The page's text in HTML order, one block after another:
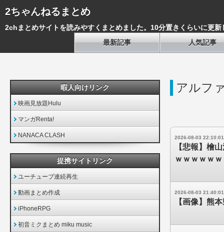
2ちゃんねるまとめ
2chまとめサイトを読みやすくまとめました。10分置きくらいに更新
最新記事
人気記事
アルフ
2026-08-03 22:10:01
【悲報】檜
ｗｗｗｗｗ
2026-08-03 21:40:01
【画像】熊
暇人向けリンク
映画見放題Hulu
マンガRenta!
NANACA CLASH
提携サイトリンク
ユーチューブ連続再生
動画まとめ作成
iPhoneRPG
初音ミクまとめ miku music